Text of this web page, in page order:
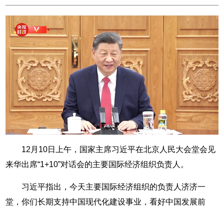
12月10日上午，国家主席习近平在北京人民大会堂会见
来华出席“1+10”对话会的主要国际经济组织负责人。
习近平指出，今天主要国际经济组织的负责人济济一
堂，你们长期支持中国现代化建设事业，看好中国发展前